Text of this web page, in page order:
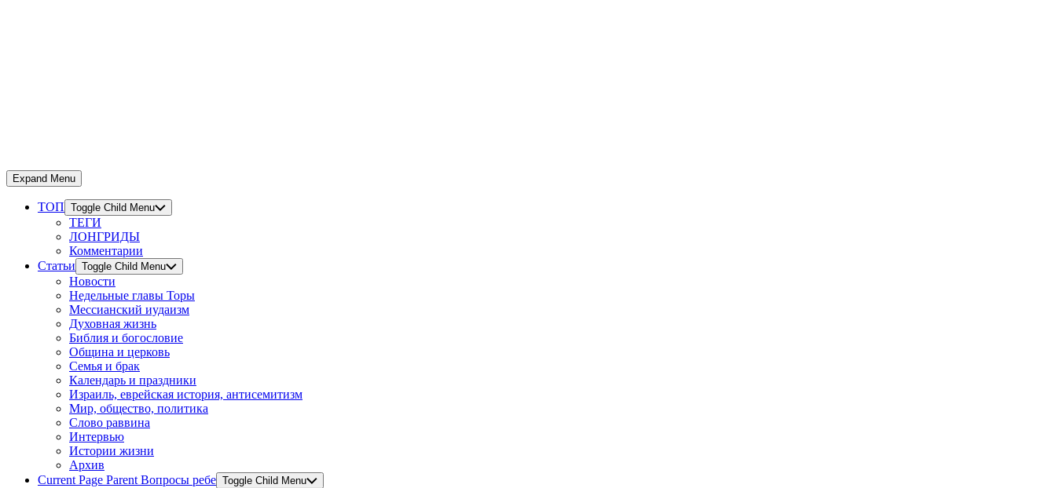
Expand Menu
ТОП Toggle Child Menu
ТЕГИ
ЛОНГРИДЫ
Комментарии
Статьи Toggle Child Menu
Новости
Недельные главы Торы
Мессианский иудаизм
Духовная жизнь
Библия и богословие
Община и церковь
Семья и брак
Календарь и праздники
Израиль, еврейская история, антисемитизм
Мир, общество, политика
Слово раввина
Интервью
Истории жизни
Архив
Current Page Parent Вопросы ребе Toggle Child Menu